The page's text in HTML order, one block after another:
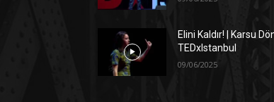
Elini Kaldır! | Karsu
TEDxIstanbul
09/06/2025